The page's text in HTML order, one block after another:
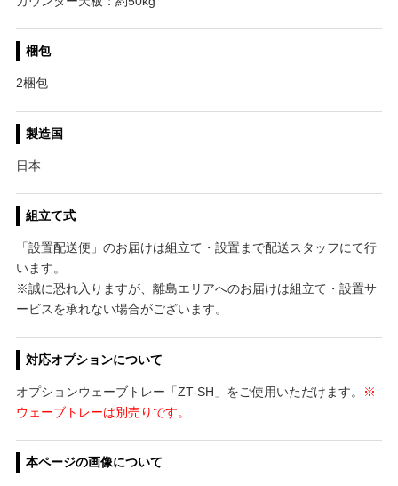
梱包
2梱包
製造国
日本
組立て式
「設置配送便」のお届けは組立て・設置まで配送スタッフにて行
います。
※誠に恐れ入りますが、離島エリアへのお届けは組立て・設置サ
ービスを承れない場合がございます。
対応オプションについて
オプションウェーブトレー「ZT-SH」をご使用いただけます。
※
ウェーブトレーは別売りです。
本ページの画像について